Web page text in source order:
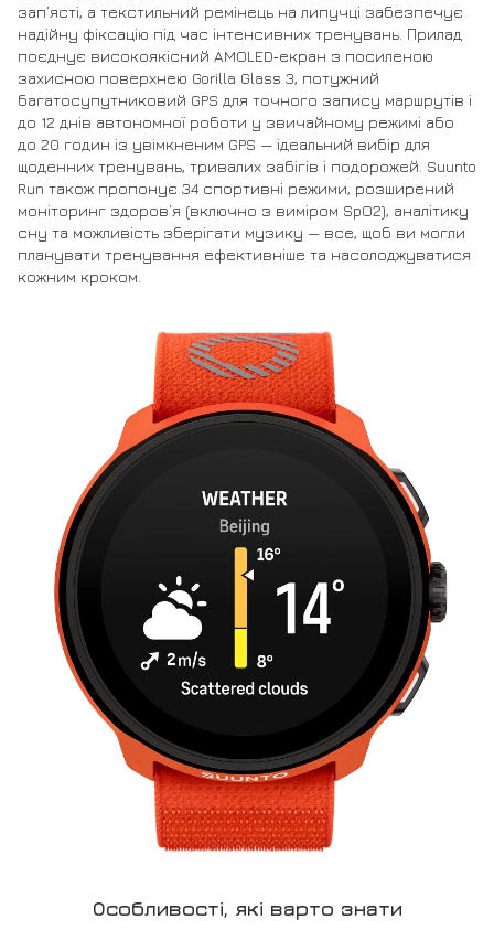
зап’ясті, а текстильний ремінець на липучці забезпечує
надійну фіксацію під час інтенсивних тренувань. Прилад
поєднує високоякісний AMOLED‑екран з посиленою
захисною поверхнею Gorilla Glass 3, потужний
багатосупутниковий GPS для точного запису маршрутів і
до 12 днів автономної роботи у звичайному режимі або
до 20 годин із увімкненим GPS — ідеальний вибір для
щоденних тренувань, тривалих забігів і подорожей. Suunto
Run також пропонує 34 спортивні режими, розширений
моніторинг здоров’я (включно з виміром SpO2), аналітику
сну та можливість зберігати музику — все, щоб ви могли
планувати тренування ефективніше та насолоджуватися
кожним кроком.
Особливості, які варто знати